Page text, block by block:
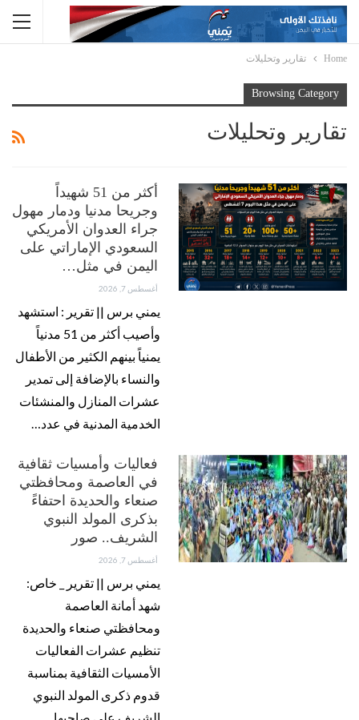
Home تقارير وتحليلات
Browsing Category
تقارير وتحليلات
أكثر من 51 شهيداً
وجريحا مدنيا ودمار مهول
جراء العدوان الأمريكي
السعودي الإماراتي على
اليمن في مثل…
أغسطس 7, 2026
يمني برس || تقرير : استشهد
وأصيب أكثر من 51 مدنياً
يمنياً بينهم الكثير من الأطفال
والنساء بالإضافة إلى تمدير
عشرات المنازل والمنشئات
الخدمية المدنية في عدد…
فعاليات وأمسيات ثقافية
في العاصمة ومحافظتي
صنعاء والحديدة احتفاءً
بذكرى المولد النبوي
الشريف.. صور
أغسطس 7, 2026
يمني برس || تقرير _ خاص:
شهد أمانة العاصمة
ومحافظتي صنعاء والحديدة
تنظيم عشرات الفعاليات
الأمسيات الثقافية بمناسبة
قدوم ذكرى المولد النبوي